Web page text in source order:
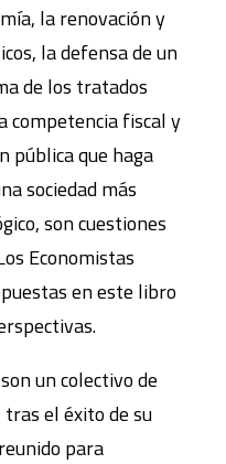
la renovación y
la defensa de un
de los tratados
competencia fiscal y
pública que haga
sociedad más
son cuestiones
Economistas
en este libro
un colectivo de
el éxito de su
para